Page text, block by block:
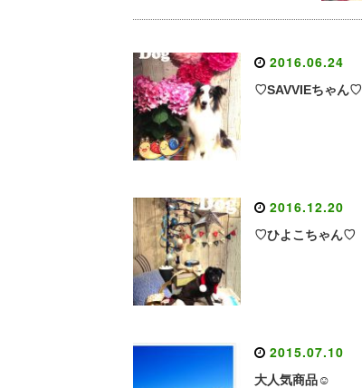
2016.06.24
♡SAVVIEちゃん♡
2016.12.20
♡ひよこちゃん♡
2015.07.10
大人気商品☺